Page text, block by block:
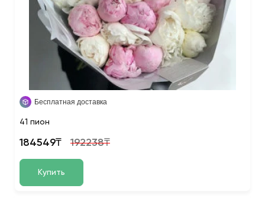
Бесплатная доставка
41 пион
184549₸ 192238₸
Купить